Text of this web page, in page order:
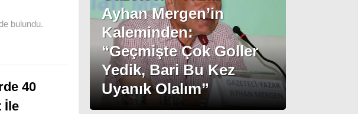
bulundu.
40
İle
Ayhan Mergen’in
Kaleminden:
“Geçmişte Çok Goller
Yedik, Bari Bu Kez
Uyanık Olalım”